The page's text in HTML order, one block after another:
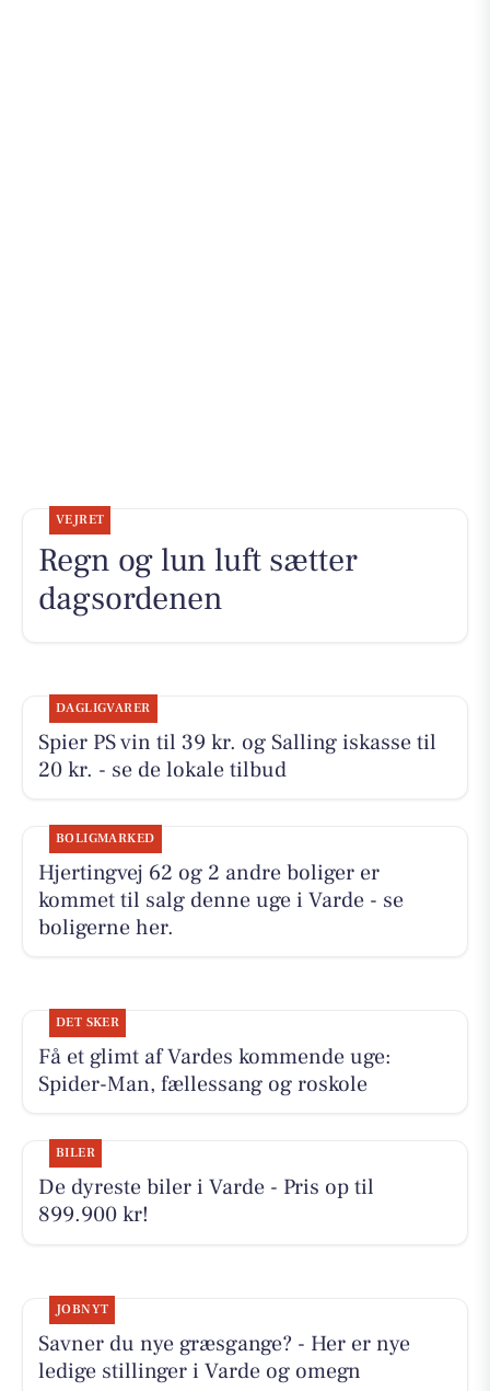
VEJRET
Regn og lun luft sætter
dagsordenen
DAGLIGVARER
Spier PS vin til 39 kr. og Salling iskasse til
20 kr. - se de lokale tilbud
BOLIGMARKED
Hjertingvej 62 og 2 andre boliger er
kommet til salg denne uge i Varde - se
boligerne her.
DET SKER
Få et glimt af Vardes kommende uge:
Spider-Man, fællessang og roskole
BILER
De dyreste biler i Varde - Pris op til
899.900 kr!
JOBNYT
Savner du nye græsgange? - Her er nye
ledige stillinger i Varde og omegn